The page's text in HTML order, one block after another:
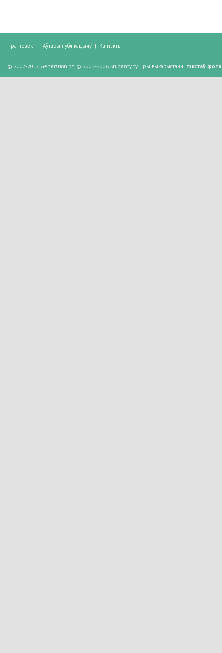
Пра праект | Аўтары публікацыяў | Кантакты
© 2007-2017 Generation.bY, © 2003-2006 Studenty.by. Пры выкарыстанні тэкстаў,фота